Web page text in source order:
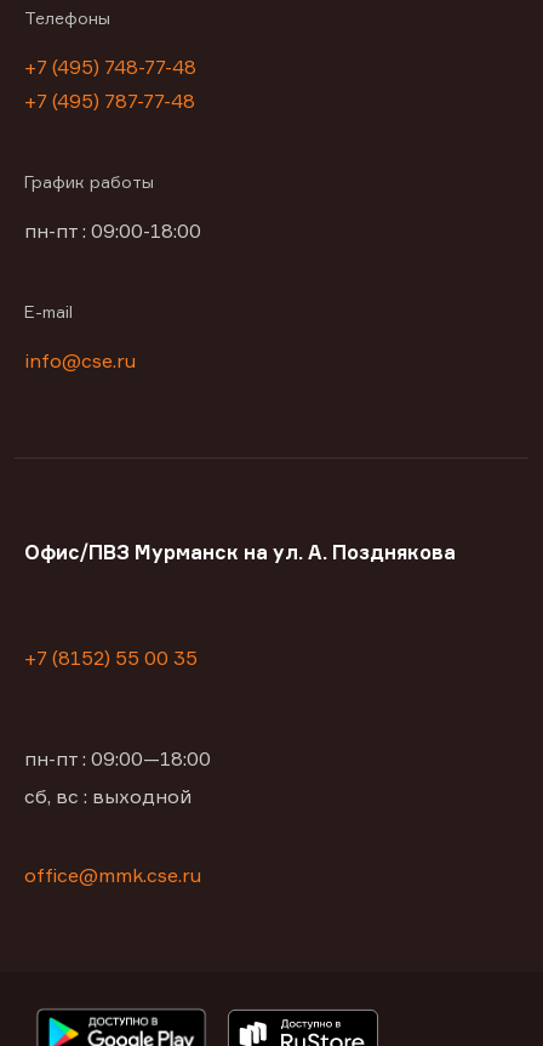
Телефоны
+7 (495) 748-77-48
+7 (495) 787-77-48
График работы
пн-пт : 09:00-18:00
E-mail
info@cse.ru
Офис/ПВЗ Мурманск на ул. А. Позднякова
+7 (8152) 55 00 35
пн-пт : 09:00—18:00
сб, вс : выходной
office@mmk.cse.ru